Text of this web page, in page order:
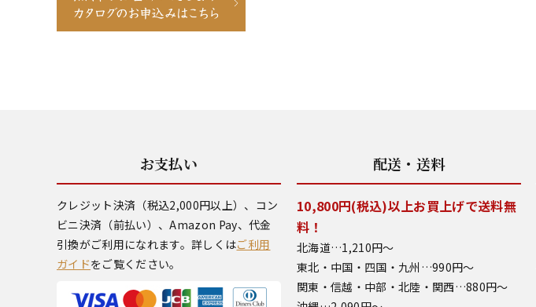
お支払い
クレジット決済（税込2,000円以上）、コン
ビニ決済（前払い）、Amazon Pay、代金
引換がご利用になれます。詳しくはご利用
ガイドをご覧ください。
配送・送料
10,800円(税込)以上お買上げで送料無
料！
北海道…1,210円～
東北・中国・四国・九州…990円～
関東・信越・中部・北陸・関西…880円～